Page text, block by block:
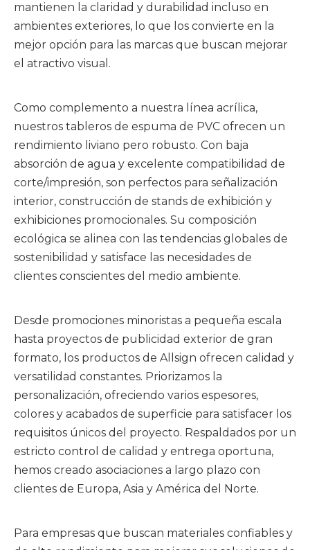
mantienen la claridad y durabilidad incluso en
ambientes exteriores, lo que los convierte en la
mejor opción para las marcas que buscan mejorar
el atractivo visual.
Como complemento a nuestra línea acrílica,
nuestros tableros de espuma de PVC ofrecen un
rendimiento liviano pero robusto. Con baja
absorción de agua y excelente compatibilidad de
corte/impresión, son perfectos para señalización
interior, construcción de stands de exhibición y
exhibiciones promocionales. Su composición
ecológica se alinea con las tendencias globales de
sostenibilidad y satisface las necesidades de
clientes conscientes del medio ambiente.
Desde promociones minoristas a pequeña escala
hasta proyectos de publicidad exterior de gran
formato, los productos de Allsign ofrecen calidad y
versatilidad constantes. Priorizamos la
personalización, ofreciendo varios espesores,
colores y acabados de superficie para satisfacer los
requisitos únicos del proyecto. Respaldados por un
estricto control de calidad y entrega oportuna,
hemos creado asociaciones a largo plazo con
clientes de Europa, Asia y América del Norte.
Para empresas que buscan materiales confiables y